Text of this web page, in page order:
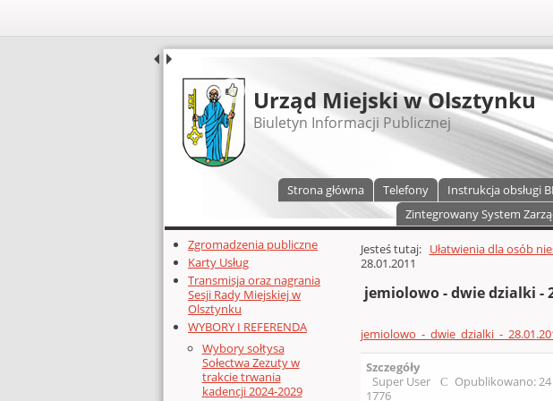
UDOSTĘPNIJ
Urząd Miejski w Olsztynku
Biuletyn Informacji Publicznej
Strona główna Telefony Instrukcja obsługi
Zintegrowany System
Dodatkowe zasoby (lewa kolumna)
Zgromadzenia publiczne
Karty Usług
Transmisja oraz nagrania
Sesji Rady Miejskiej w
Olsztynku
WYBORY I REFERENDA
Wybory sołtysa
Sołectwa Zezuty w
trakcie trwania
kadencji 2024-2029
Głównej zawartości
Jesteś tutaj: Ułatwienia dla osób
28.01.2011
jemiolowo - dwie dzialki -
jemiolowo_-_dwie_dzialki_-
Szczegóły
Super User
Opublikowano:
1776